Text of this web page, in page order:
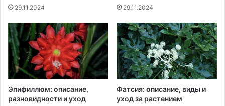
29.11.2024 29.11.2024
Эпифиллюм: описание,
разновидности и уход
Фатсия: описание, виды и
уход за растением